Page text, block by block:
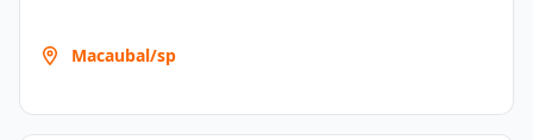
Macaubal/sp